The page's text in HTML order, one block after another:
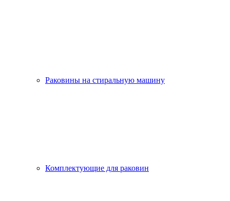
Раковины на стиральную машину
Комплектующие для раковин